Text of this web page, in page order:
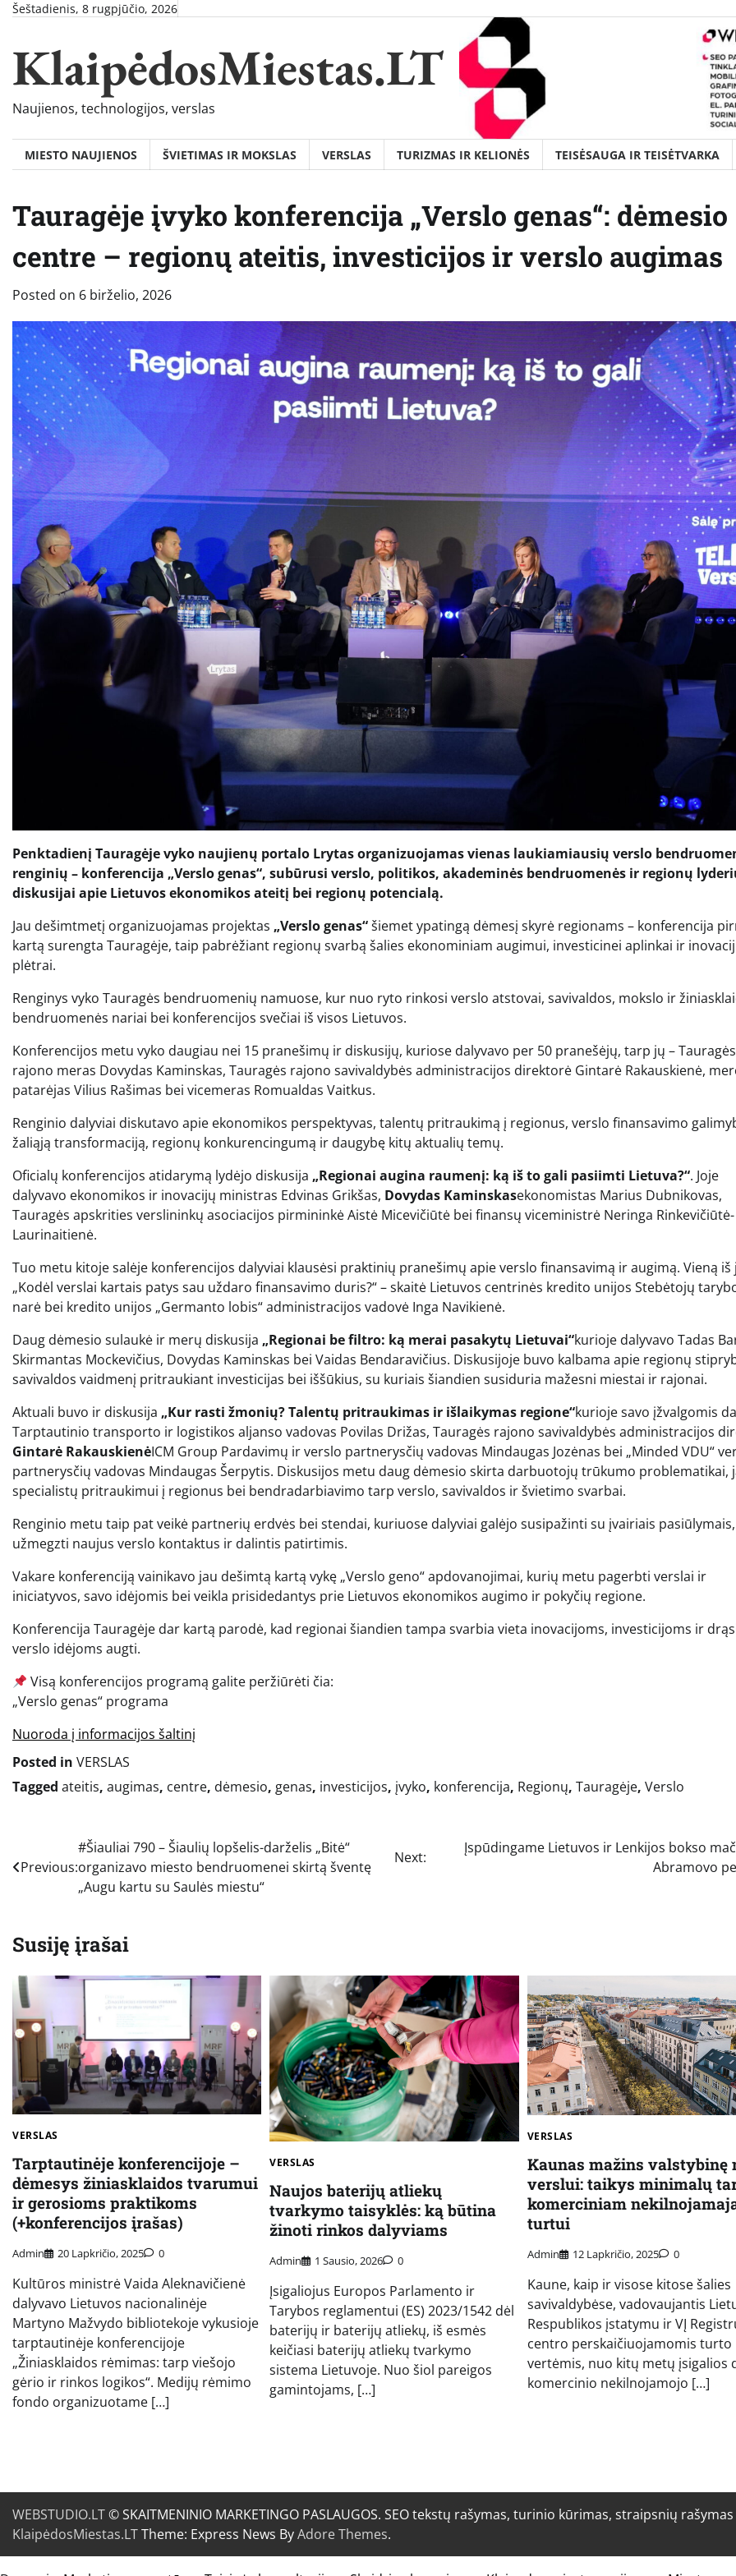
Skip
content
Šeštadienis, 8 rugpjūčio, 2026
KlaipėdosMiestas.LT
Naujienos, technologijos, verslas
MIESTO NAUJIENOS ŠVIETIMAS IR MOKSLAS VERSLAS TURIZMAS IR KELIONĖS TEISĖSAUGA IR TEISĖTVARKA
Tauragėje įvyko konferencija „Verslo genas“: dėmesio
centre – regionų ateitis, investicijos ir verslo augimas
Posted on 6 birželio, 2026
Penktadienį Tauragėje vyko naujienų portalo Lrytasorganizuojamas vienas laukiamiausių verslo
renginių – konferencija „Verslo genas“, subūrusi verslo, politikos, akademinės bendruomenės ir regionų
diskusijai apie Lietuvos ekonomikos ateitį bei regionų potencialą.
Jau dešimtmetį organizuojamas projektas „Verslo genas“šiemet ypatingą dėmesį skyrė regionams – konferencija
kartą surengta Tauragėje, taip pabrėžiant regionų svarbą šalies ekonominiam augimui, investicinei aplinkai ir
plėtrai.
Renginys vyko Tauragės bendruomenių namuose, kur nuo ryto rinkosi verslo atstovai, savivaldos, mokslo ir
bendruomenės nariai bei konferencijos svečiai iš visos Lietuvos.
Konferencijos metu vyko daugiau nei 15 pranešimų ir diskusijų, kuriose dalyvavo per 50 pranešėjų, tarp jų – Tauragės
rajono meras Dovydas Kaminskas, Tauragės rajono savivaldybės administracijos direktorė Gintarė Rakauskienė,
patarėjas Vilius Rašimas bei vicemeras Romualdas Vaitkus.
Renginio dalyviai diskutavo apie ekonomikos perspektyvas, talentų pritraukimą į regionus, verslo finansavimo
žaliąją transformaciją, regionų konkurencingumą ir daugybę kitų aktualių temų.
Oficialų konferencijos atidarymą lydėjo diskusija „Regionai augina raumenį: ką iš to gali pasiimti Lietuva?“. Joje
dalyvavo ekonomikos ir inovacijų ministras Edvinas Grikšas, Dovydas Kaminskasekonomistas Marius Dubnikovas,
Tauragės apskrities verslininkų asociacijos pirmininkė Aistė Micevičiūtė bei finansų viceministrė Neringa Rinkevičiūtė-
Laurinaitienė.
Tuo metu kitoje salėje konferencijos dalyviai klausėsi praktinių pranešimų apie verslo finansavimą ir augimą. Vieną iš
„Kodėl verslai kartais patys sau uždaro finansavimo duris?“ – skaitė Lietuvos centrinės kredito unijos Stebėtojų
narė bei kredito unijos „Germanto lobis“ administracijos vadovė Inga Navikienė.
Daug dėmesio sulaukė ir merų diskusija „Regionai be filtro: ką merai pasakytų Lietuvai“kurioje dalyvavo Tadas
Skirmantas Mockevičius, Dovydas Kaminskas bei Vaidas Bendaravičius. Diskusijoje buvo kalbama apie regionų
savivaldos vaidmenį pritraukiant investicijas bei iššūkius, su kuriais šiandien susiduria mažesni miestai ir rajonai.
Aktuali buvo ir diskusija „Kur rasti žmonių? Talentų pritraukimas ir išlaikymas regione“kurioje savo įžvalgomis
Tarptautinio transporto ir logistikos aljanso vadovas Povilas Drižas, Tauragės rajono savivaldybės administracijos
Gintarė RakauskienėICM Group Pardavimų ir verslo partnerysčių vadovas Mindaugas Jozėnas bei „Minded VDU“
partnerysčių vadovas Mindaugas Šerpytis. Diskusijos metu daug dėmesio skirta darbuotojų trūkumo problematikai,
specialistų pritraukimui į regionus bei bendradarbiavimo tarp verslo, savivaldos ir švietimo svarbai.
Renginio metu taip pat veikė partnerių erdvės bei stendai, kuriuose dalyviai galėjo susipažinti su įvairiais pasiūlymais,
užmegzti naujus verslo kontaktus ir dalintis patirtimis.
Vakare konferenciją vainikavo jau dešimtą kartą vykę „Verslo geno“ apdovanojimai, kurių metu pagerbti verslai ir
iniciatyvos, savo idėjomis bei veikla prisidedantys prie Lietuvos ekonomikos augimo ir pokyčių regione.
Konferencija Tauragėje dar kartą parodė, kad regionai šiandien tampa svarbia vieta inovacijoms, investicijoms ir
verslo idėjoms augti.
Visą konferencijos programą galite peržiūrėti čia:
„Verslo genas“ programa
Nuoroda į informacijos šaltinį
Posted in VERSLAS
Tagged ateitis, augimas, centre, dėmesio, genas, investicijos, įvyko, konferencija, Regionų, Tauragėje, Verslo
Navigacija
tarp
Previous:
#Šiauliai 790 – Šiaulių lopšelis-darželis „Bitė“
organizavo miesto bendruomenei skirtą šventę
„Augu kartu su Saulės miestu“
Next:
Įspūdingame Lietuvos ir Lenkijos bokso
Abramovo
Susiję įrašai
VERSLAS
Tarptautinėje konferencijoje –
dėmesys žiniasklaidos tvarumui
ir gerosioms praktikoms
(+konferencijos įrašas)
Admin 20 Lapkričio, 2025 0
Kultūros ministrė Vaida Aleknavičienė
dalyvavo Lietuvos nacionalinėje
Martyno Mažvydo bibliotekoje vykusioje
tarptautinėje konferencijoje
„Žiniasklaidos rėmimas: tarp viešojo
gėrio ir rinkos logikos“. Medijų rėmimo
fondo organizuotame […]
VERSLAS
Naujos baterijų atliekų
tvarkymo taisyklės: ką būtina
žinoti rinkos dalyviams
Admin 1 Sausio, 2026 0
Įsigaliojus Europos Parlamento ir
Tarybos reglamentui (ES) 2023/1542 dėl
baterijų ir baterijų atliekų, iš esmės
keičiasi baterijų atliekų tvarkymo
sistema Lietuvoje. Nuo šiol pareigos
gamintojams, […]
VERSLAS
Kaunas mažins valstybinę
verslui: taikys minimalų
komerciniam
turtui
Admin 12 Lapkričio, 2025 0
Kaune, kaip ir visose kitose šalies
savivaldybėse, vadovaujantis
Respublikos įstatymu ir VĮ
centro perskaičiuojamomis turto
vertėmis, nuo kitų metų įsigalios
komercinio nekilnojamojo […]
WEBSTUDIO.LT© SKAITMENINIO MARKETINGO PASLAUGOS. SEO tekstų rašymas, turinio kūrimas, straipsnių
KlaipėdosMiestas.LTTheme: Express News ByAdore Themes.